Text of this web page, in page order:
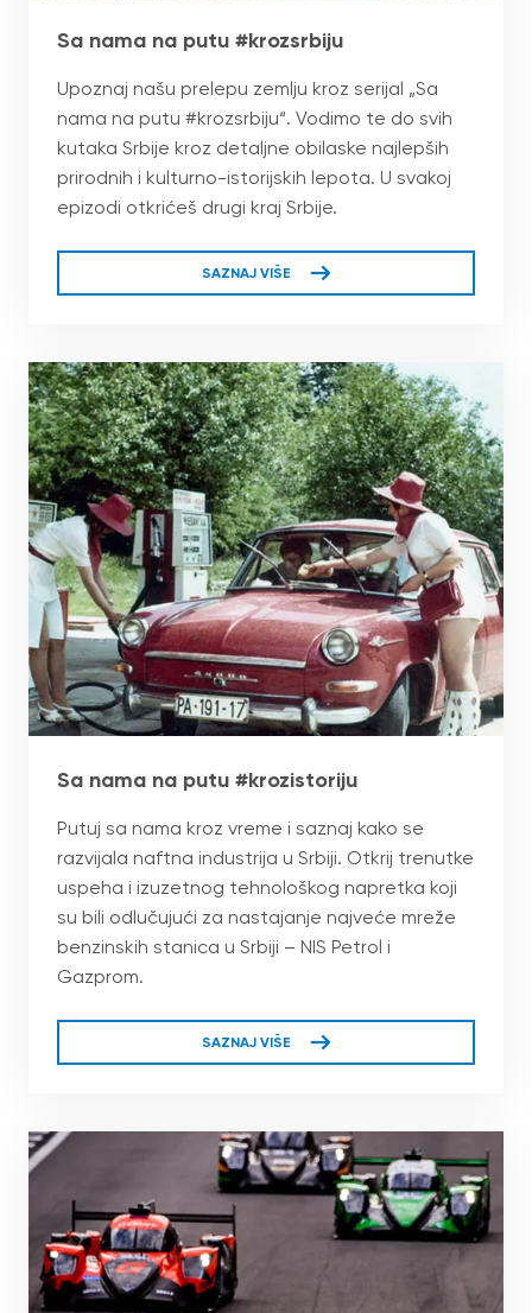
Sa nama na putu #krozsrbiju
Upoznaj našu prelepu zemlju kroz serijal „Sa
nama na putu #krozsrbiju“. Vodimo te do svih
kutaka Srbije kroz detaljne obilaske najlepših
prirodnih i kulturno-istorijskih lepota. U svakoj
epizodi otkrićeš drugi kraj Srbije.
SAZNAJ VIŠE
Sa nama na putu #krozistoriju
Putuj sa nama kroz vreme i saznaj kako se
razvijala naftna industrija u Srbiji. Otkrij trenutke
uspeha i izuzetnog tehnološkog napretka koji
su bili odlučujući za nastajanje najveće mreže
benzinskih stanica u Srbiji – NIS Petrol i
Gazprom.
SAZNAJ VIŠE